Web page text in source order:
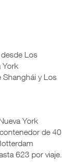
Los
York
Shanghái y Los
York
de 40
623 por viaje.